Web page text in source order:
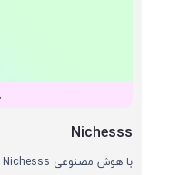
Nichesss